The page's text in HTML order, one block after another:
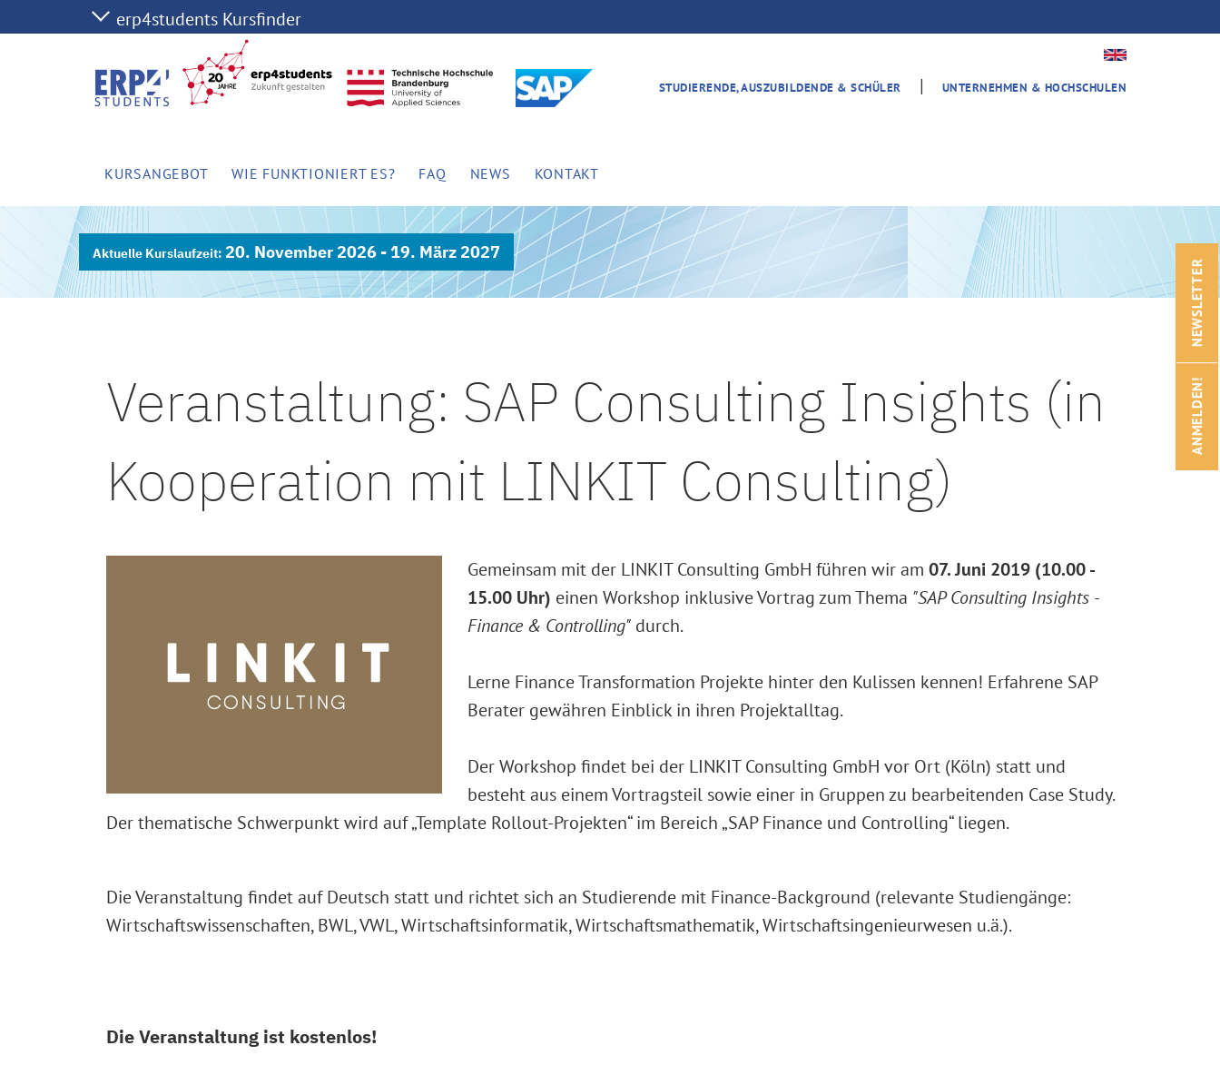
STUDIERENDE, AUSZUBILDENDE & SCHÜLER | UNTERNEHMEN & HOCHSCHULEN
KURSANGEBOT WIE FUNKTIONIERT ES? FAQ NEWS KONTAKT
20. November 2026 - 19. März 2027
Veranstaltung: SAP Consulting Insights (in
Kooperation mit LINKIT Consulting)
Gemeinsam mit der LINKIT Consulting GmbH führen wir am 07. Juni 2019 (10.00 -
15.00 Uhr) einen Workshop inklusive Vortrag zum Thema "SAP Consulting Insights -
Finance & Controlling"durch.
Lerne Finance Transformation Projekte hinter den Kulissen kennen! Erfahrene SAP
Berater gewähren Einblick in ihren Projektalltag.
Der Workshop findet bei der LINKIT Consulting GmbH vor Ort (Köln) statt und
besteht aus einem Vortragsteil sowie einer in Gruppen zu bearbeitenden Case Study.
Der thematische Schwerpunkt wird auf „Template Rollout-Projekten“ im Bereich „SAP Finance und Controlling“ liegen.
Die Veranstaltung findet auf Deutsch statt und richtet sich an Studierende mit Finance-Background (relevante Studiengänge:
Wirtschaftswissenschaften, BWL, VWL, Wirtschaftsinformatik, Wirtschaftsmathematik, Wirtschaftsingenieurwesen u.ä.).
Die Veranstaltung ist kostenlos!
ANMELDEN!
NEWSLETTER